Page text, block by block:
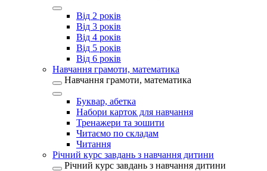
Від 2 років
Від 3 років
Від 4 років
Від 5 років
Від 6 років
Навчання грамоти, математика
Навчання грамоти, математика
Буквар, абетка
Набори карток для навчання
Тренажери та зошити
Читаємо по складам
Читання
Річний курс завдань з навчання дитини
Річний курс завдань з навчання дитини